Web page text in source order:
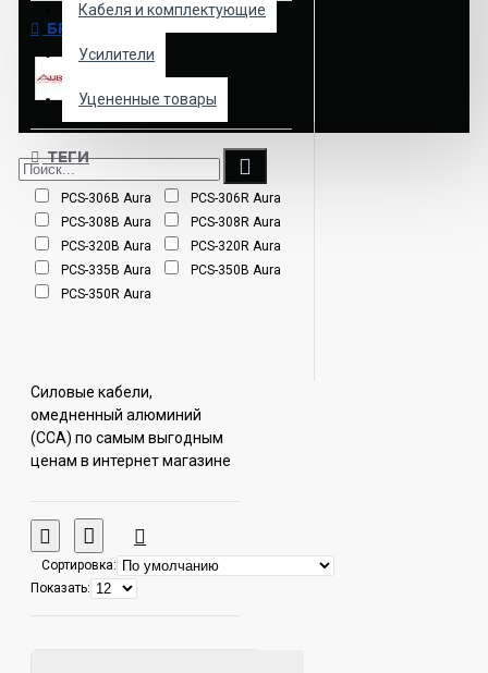
Кабеля и комплектующие
Усилители
Уцененные товары
БРЕНД
Aura
ТЕГИ
PCS-306B Aura
PCS-306R Aura
PCS-308B Aura
PCS-308R Aura
PCS-320B Aura
PCS-320R Aura
PCS-335B Aura
PCS-350B Aura
PCS-350R Aura
Силовые кабели,
омедненный алюминий
(CCA) по самым выгодным
ценам в интернет магазине
каталоге можно
ознакомиться с ценами,
отзывами, фотографиями и
подробными
Сортировка:
Показать: